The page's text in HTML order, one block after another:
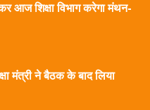
आज शिक्षा विभाग करेगा मंथन-
मंत्री ने बैठक के बाद लिया